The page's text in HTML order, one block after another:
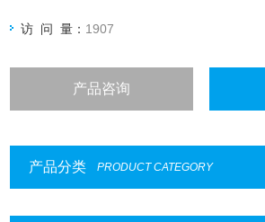
访 问 量： 1907
产品咨询
产品分类 PRODUCT CATEGORY